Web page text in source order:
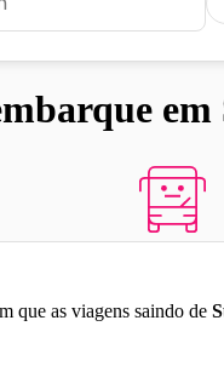
que as viagens saindo de